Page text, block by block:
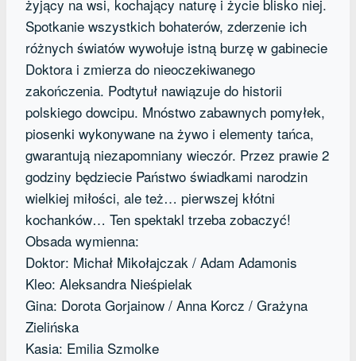
żyjący na wsi, kochający naturę i życie blisko niej.
Spotkanie wszystkich bohaterów, zderzenie ich
różnych światów wywołuje istną burzę w gabinecie
Doktora i zmierza do nieoczekiwanego
zakończenia. Podtytuł nawiązuje do historii
polskiego dowcipu. Mnóstwo zabawnych pomyłek,
piosenki wykonywane na żywo i elementy tańca,
gwarantują niezapomniany wieczór. Przez prawie 2
godziny będziecie Państwo świadkami narodzin
wielkiej miłości, ale też… pierwszej kłótni
kochanków… Ten spektakl trzeba zobaczyć!
Obsada wymienna:
Doktor: Michał Mikołajczak / Adam Adamonis
Kleo: Aleksandra Nieśpielak
Gina: Dorota Gorjainow / Anna Korcz / Grażyna
Zielińska
Kasia: Emilia Szmolke